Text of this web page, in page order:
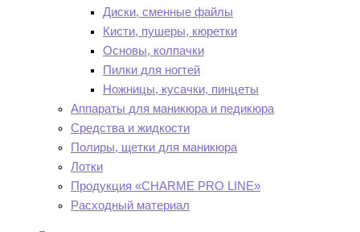
Диски, сменные файлы
Кисти, пушеры, кюретки
Основы, колпачки
Пилки для ногтей
Ножницы, кусачки, пинцеты
Аппараты для маникюра и педикюра
Средства и жидкости
Полиры, щетки для маникюра
Лотки
Продукция «CHARME PRO LINE»
Расходный материал